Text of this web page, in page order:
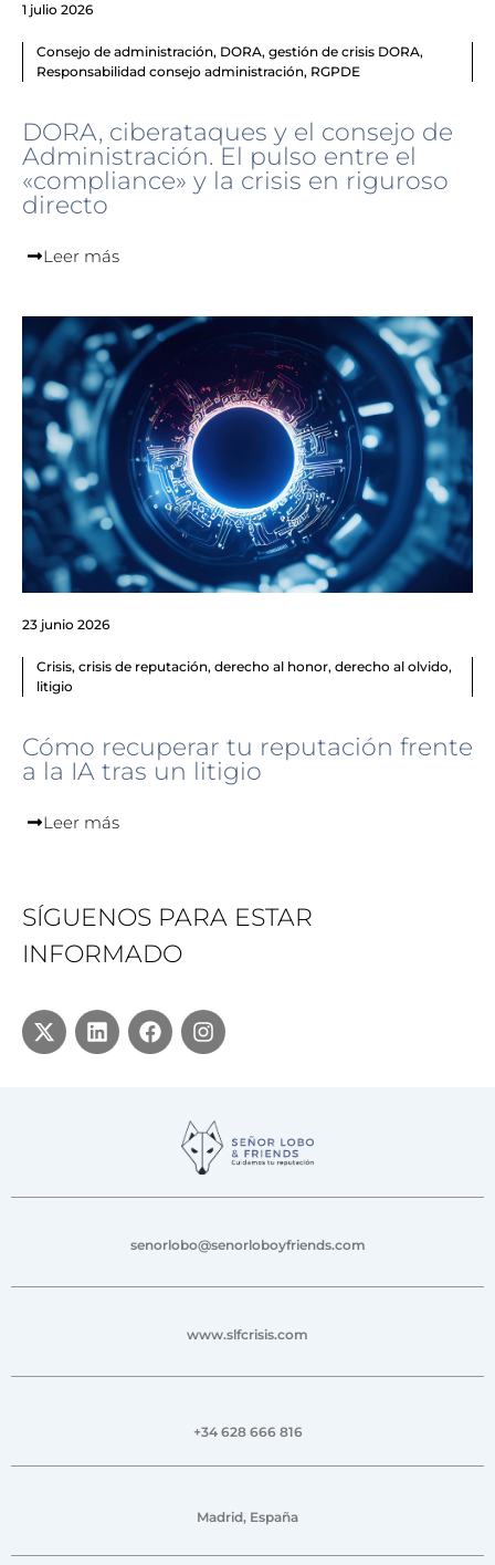
1 julio 2026
Consejo de administración, DORA, gestión de crisis DORA,
Responsabilidad consejo administración, RGPDE
DORA, ciberataques y el consejo de
Administración. El pulso entre el
«compliance» y la crisis en riguroso
directo
Leer más
23 junio 2026
Crisis, crisis de reputación, derecho al honor, derecho al olvido,
litigio
Cómo recuperar tu reputación frente
a la IA tras un litigio
Leer más
SÍGUENOS PARA ESTAR
INFORMADO
senorlobo@senorloboyfriends.com
www.slfcrisis.com
+34 628 666 816
Madrid, España